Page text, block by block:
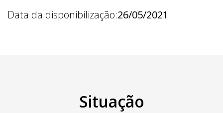
Data da disponibilização:26/05/2021
Situação